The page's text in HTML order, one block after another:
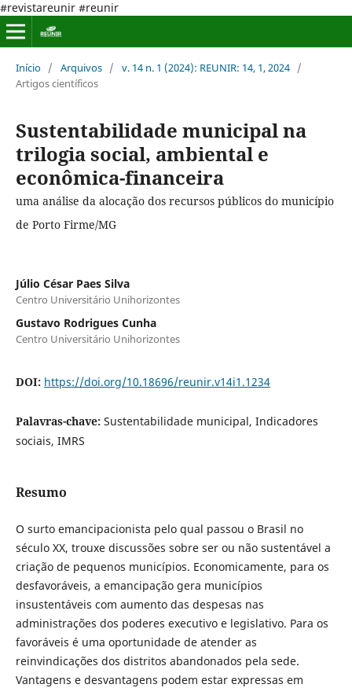
#revistareunir #reunir
Início / Arquivos / v. 14 n. 1 (2024): REUNIR: 14, 1, 2024 /
Artigos científicos
Sustentabilidade municipal na
trilogia social, ambiental e
econômica-financeira
uma análise da alocação dos recursos públicos do município
de Porto Firme/MG
Júlio César Paes Silva
Centro Universitário Unihorizontes
Gustavo Rodrigues Cunha
Centro Universitário Unihorizontes
DOI: https://doi.org/10.18696/reunir.v14i1.1234
Palavras-chave: Sustentabilidade municipal, Indicadores
sociais, IMRS
Resumo
O surto emancipacionista pelo qual passou o Brasil no
século XX, trouxe discussões sobre ser ou não sustentável a
criação de pequenos municípios. Economicamente, para os
desfavoráveis, a emancipação gera municípios
insustentáveis com aumento das despesas nas
administrações dos poderes executivo e legislativo. Para os
favoráveis é uma oportunidade de atender as
reinvindicações dos distritos abandonados pela sede.
Vantagens e desvantagens podem estar expressas em